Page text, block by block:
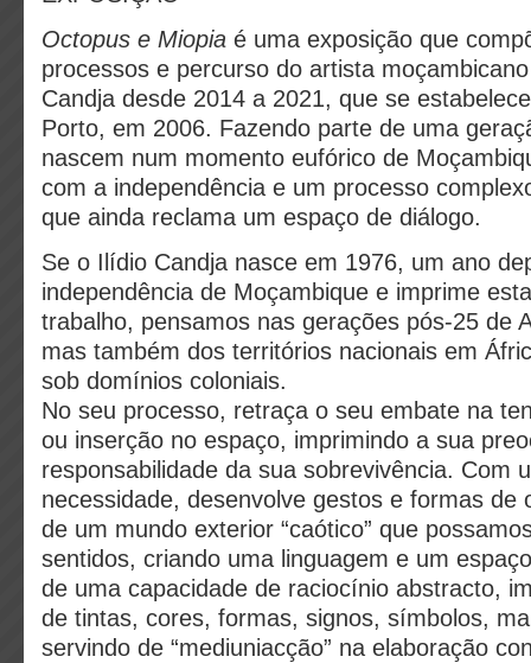
Octopus e Miopia é uma exposição que
processos e percurso do artista
Candja desde 2014 a 2021, que se
Porto, em 2006. Fazendo parte de uma
nascem num momento eufórico de
com a independência e um processo
que ainda reclama um espaço de diálogo.
Se o Ilídio Candja nasce em 1976, um ano
independência de Moçambique e imprime
trabalho, pensamos nas gerações pós-25 de
mas também dos territórios nacionais em
sob domínios coloniais.
No seu processo, retraça o seu embate na
ou inserção no espaço, imprimindo a sua
responsabilidade da sua sobrevivência. Com
necessidade, desenvolve gestos e formas de
de um mundo exterior “caótico” que
sentidos, criando uma linguagem e um
de uma capacidade de raciocínio abstracto,
de tintas, cores, formas, signos, símbolos,
servindo de “mediuniacção” na elaboração